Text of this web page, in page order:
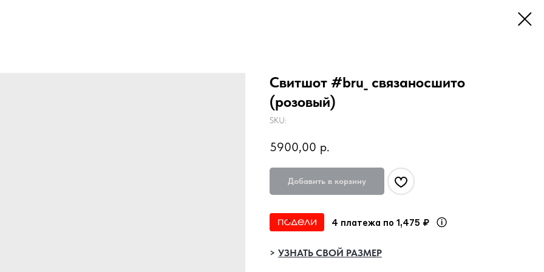
Свитшот #bru_ связаносшито
(розовый)
SKU:
5900,00 р.
Добавить в корзину
4 платежа по 1,475 ₽
> УЗНАТЬ СВОЙ РАЗМЕР